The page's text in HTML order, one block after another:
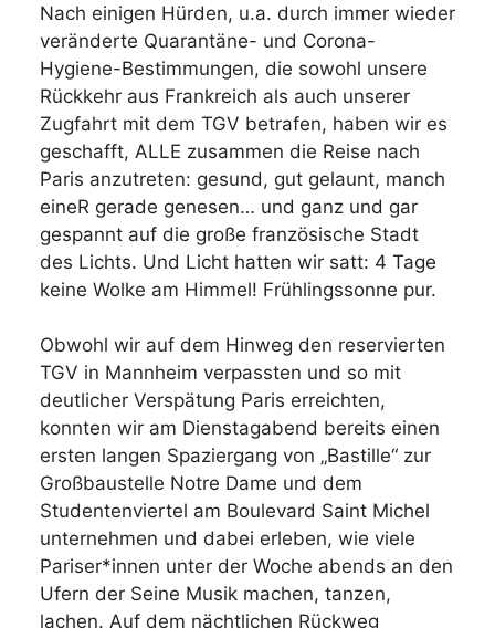
Nach einigen Hürden, u.a. durch immer wieder
veränderte Quarantäne- und Corona-
Hygiene-Bestimmungen, die sowohl unsere
Rückkehr aus Frankreich als auch unserer
Zugfahrt mit dem TGV betrafen, haben wir es
geschafft, ALLE zusammen die Reise nach
Paris anzutreten: gesund, gut gelaunt, manch
eineR gerade genesen… und ganz und gar
gespannt auf die große französische Stadt
des Lichts. Und Licht hatten wir satt: 4 Tage
keine Wolke am Himmel! Frühlingssonne pur.
Obwohl wir auf dem Hinweg den reservierten
TGV in Mannheim verpassten und so mit
deutlicher Verspätung Paris erreichten,
konnten wir am Dienstagabend bereits einen
ersten langen Spaziergang von „Bastille“ zur
Großbaustelle Notre Dame und dem
Studentenviertel am Boulevard Saint Michel
unternehmen und dabei erleben, wie viele
Pariser*innen unter der Woche abends an den
Ufern der Seine Musik machen, tanzen,
lachen. Auf dem nächtlichen Rückweg